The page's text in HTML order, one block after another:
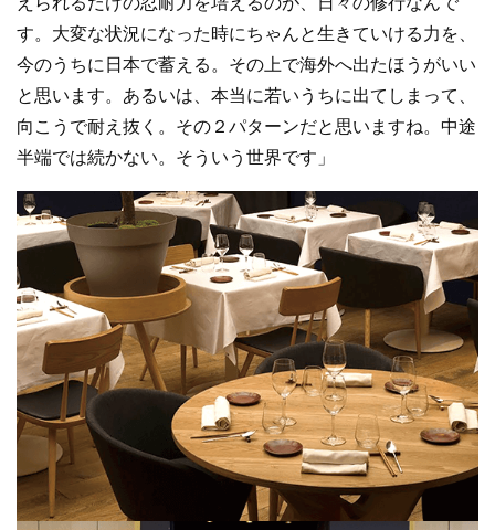
す。大変な状況になった時にちゃんと生きていける力を、
今のうちに日本で蓄える。その上で海外へ出たほうがいい
と思います。あるいは、本当に若いうちに出てしまって、
向こうで耐え抜く。その２パターンだと思いますね。中途
半端では続かない。そういう世界です」